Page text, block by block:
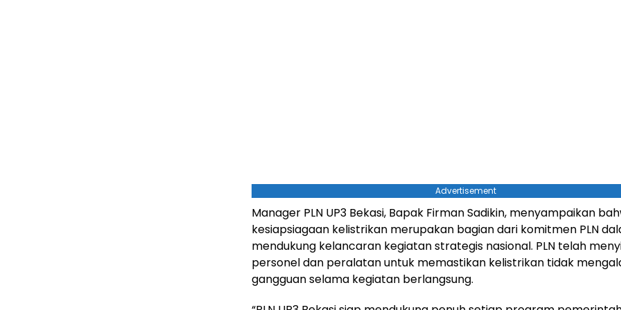
Advertisement
Manager PLN UP3 Bekasi, Bapak Firman Sadikin, menyampaikan
kesiapsiagaan kelistrikan merupakan bagian dari komitmen PLN
mendukung kelancaran kegiatan strategis nasional. PLN telah
personel dan peralatan untuk memastikan kelistrikan tidak
gangguan selama kegiatan berlangsung.